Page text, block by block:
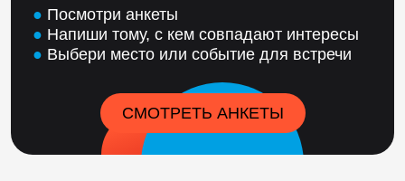
● Посмотри анкеты
● Напиши тому, с кем совпадают интересы
● Выбери место или событие для встречи
СМОТРЕТЬ АНКЕТЫ